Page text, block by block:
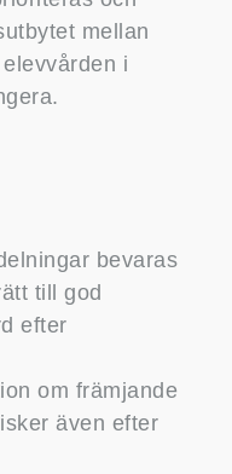
mellan
i
bevaras
till god
efter
om främjande
även efter